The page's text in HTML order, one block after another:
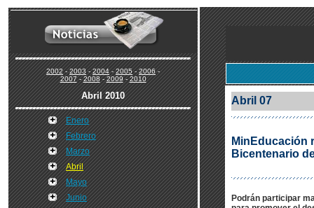
2002-2003-2004-2005-2006-
2007-2008-2009-2010
Abril 2010
Enero
Febrero
Marzo
Abril
Mayo
Junio
Abril 07
MinEducación
Bicentenario
Podrán participar